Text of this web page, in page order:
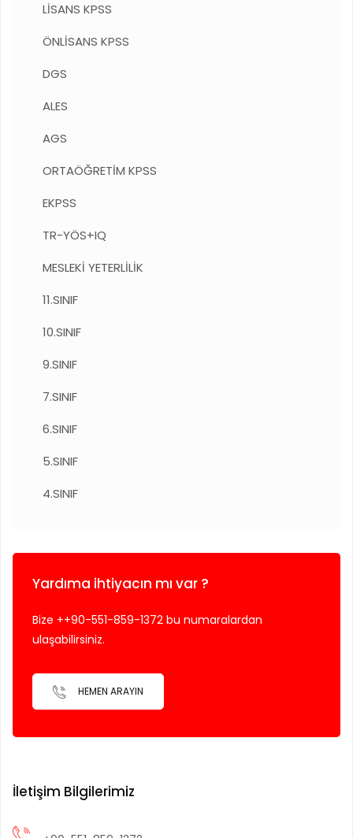
LİSANS KPSS
ÖNLİSANS KPSS
DGS
ALES
AGS
ORTAÖĞRETİM KPSS
EKPSS
TR-YÖS+IQ
MESLEKİ YETERLİLİK
11.SINIF
10.SINIF
9.SINIF
7.SINIF
6.SINIF
5.SINIF
4.SINIF
Yardıma ihtiyacın mı var ?
Bize ++90-551-859-1372 bu numaralardan
ulaşabilirsiniz.
HEMEN ARAYIN
İletişim Bilgilerimiz